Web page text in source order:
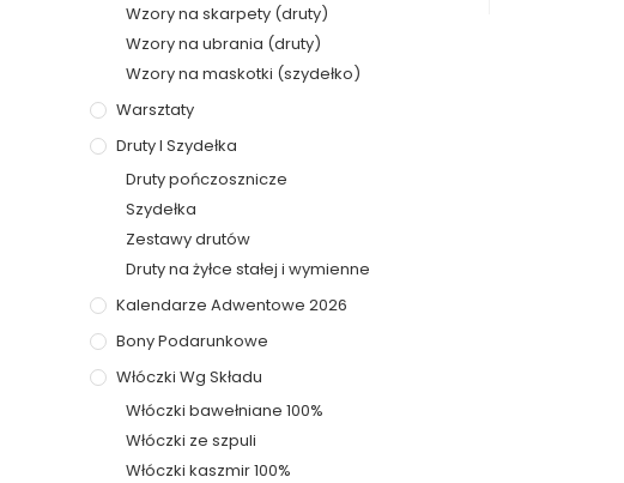
Wzory na skarpety (druty)
Wzory na ubrania (druty)
Wzory na maskotki (szydełko)
Warsztaty
Druty I Szydełka
Druty pończosznicze
Szydełka
Zestawy drutów
Druty na żyłce stałej i wymienne
Kalendarze Adwentowe 2026
Bony Podarunkowe
Włóczki Wg Składu
Włóczki bawełniane 100%
Włóczki ze szpuli
Włóczki kaszmir 100%